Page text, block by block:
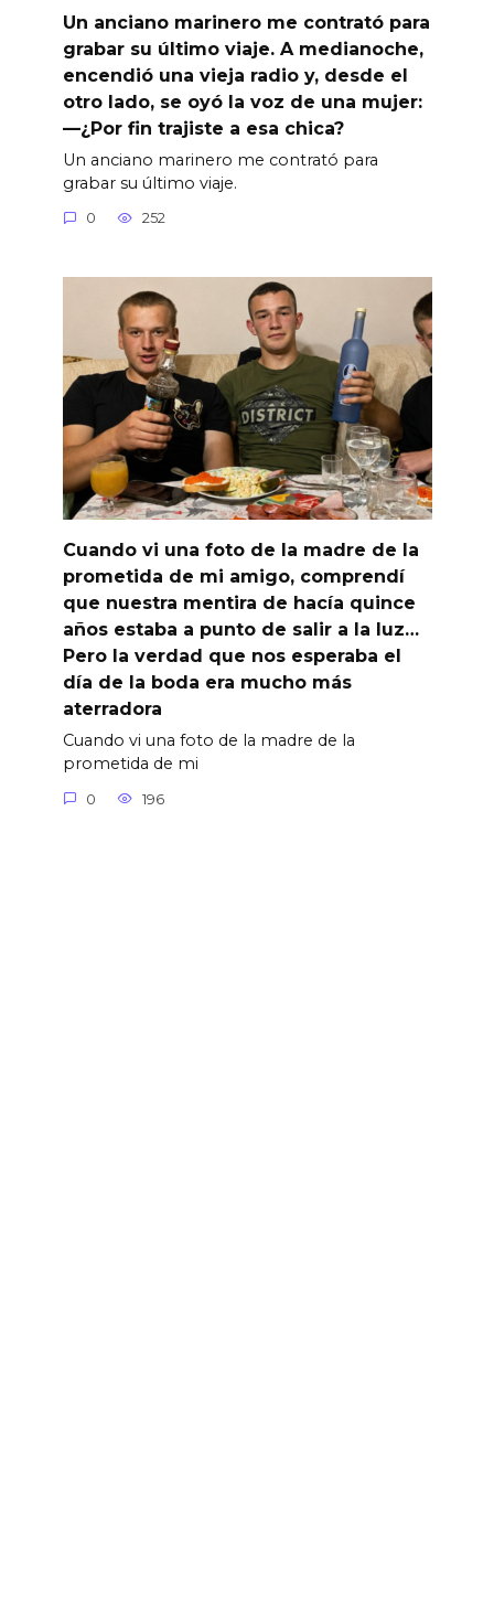
Un anciano marinero me contrató para
grabar su último viaje. A medianoche,
encendió una vieja radio y, desde el
otro lado, se oyó la voz de una mujer:
—¿Por fin trajiste a esa chica?
Un anciano marinero me contrató para
grabar su último viaje.
0 252
Cuando vi una foto de la madre de la
prometida de mi amigo, comprendí
que nuestra mentira de hacía quince
años estaba a punto de salir a la luz…
Pero la verdad que nos esperaba el
día de la boda era mucho más
aterradora
Cuando vi una foto de la madre de la
prometida de mi
0 196